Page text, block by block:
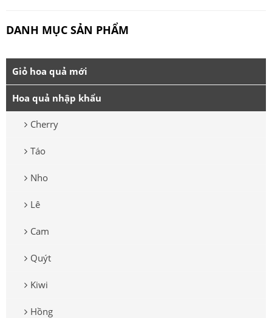
DANH MỤC SẢN PHẨM
Giỏ hoa quả mới
Hoa quả nhập khẩu
Cherry
Táo
Nho
Lê
Cam
Quýt
Kiwi
Hồng